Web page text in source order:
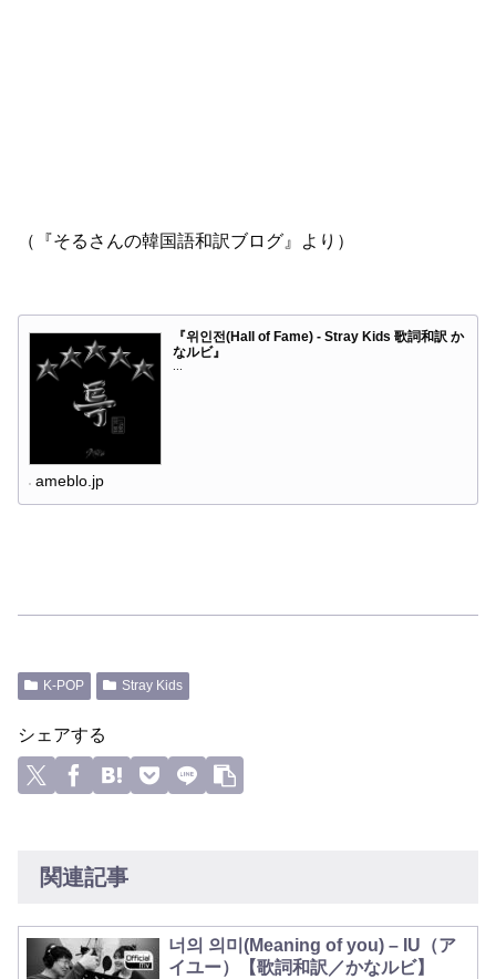
（『そるさんの韓国語和訳ブログ』より）
『위인전(Hall of Fame) - Stray Kids 歌詞和訳 か
なルビ』
ameblo.jp
K-POP Stray Kids
シェアする
関連記事
너의 의미(Meaning of you) – IU（ア
イユー）【歌詞和訳／かなルビ】